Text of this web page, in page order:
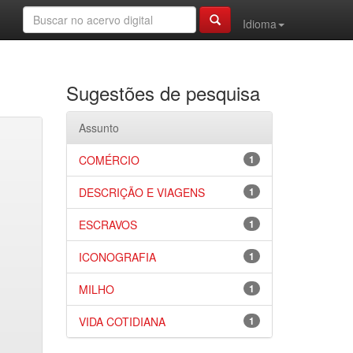
Idioma
Sugestões de pesquisa
Assunto
1
COMÉRCIO
1
DESCRIÇÃO E VIAGENS
1
ESCRAVOS
1
ICONOGRAFIA
1
MILHO
1
VIDA COTIDIANA